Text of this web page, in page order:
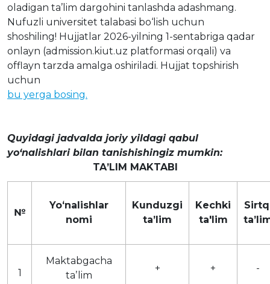
oladigan ta’lim dargohini tanlashda adashmang.
Nufuzli universitet talabasi bo‘lish uchun
shoshiling! Hujjatlar 2026-yilning 1-sentabriga qadar
onlayn (admission.kiut.uz platformasi orqali) va
offlayn tarzda amalga oshiriladi. Hujjat topshirish
uchun
bu yerga bosing.
Quyidagi jadvalda joriy yildagi qabul
yo‘nalishlari bilan tanishishingiz mumkin:
TAʼLIM MAKTABI
№
Yoʻnalishlar
nomi
Kunduzgi
taʼlim
Kechki
ta'lim
1
Maktabgacha
taʼlim
+ + -